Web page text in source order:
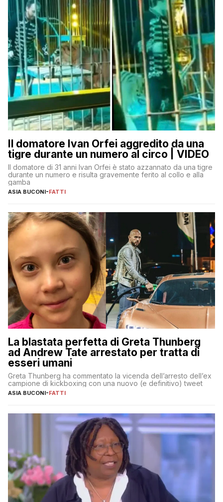
Il domatore Ivan Orfei aggredito da una
tigre durante un numero al circo | VIDEO
Il domatore di 31 anni Ivan Orfei è stato azzannato da una tigre
durante un numero e risulta gravemente ferito al collo e alla
gamba
ASIA BUCONI-FATTI
La blastata perfetta di Greta Thunberg
ad Andrew Tate arrestato per tratta di
esseri umani
Greta Thunberg ha commentato la vicenda dell’arresto dell’ex
campione di kickboxing con una nuovo (e definitivo) tweet
ASIA BUCONI-FATTI